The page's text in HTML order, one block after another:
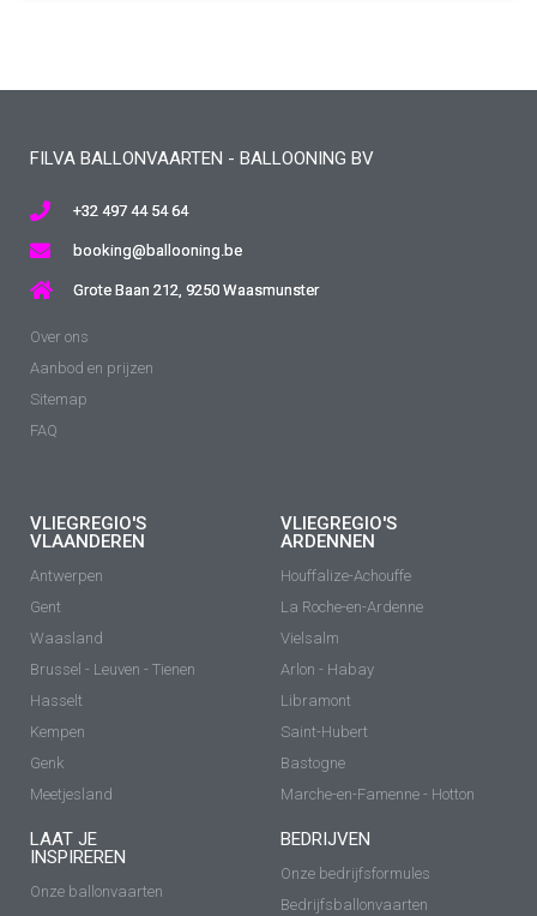
FILVA BALLONVAARTEN - BALLOONING BV
+32 497 44 54 64
booking@ballooning.be
Grote Baan 212, 9250 Waasmunster
Over ons
Aanbod en prijzen
Sitemap
FAQ
VLIEGREGIO'S
VLAANDEREN
Antwerpen
Gent
Waasland
Brussel - Leuven - Tienen
Hasselt
Kempen
Genk
Meetjesland
VLIEGREGIO'S
ARDENNEN
Houffalize-Achouffe
La Roche-en-Ardenne
Vielsalm
Arlon - Habay
Libramont
Saint-Hubert
Bastogne
Marche-en-Famenne - Hotton
LAAT JE
INSPIREREN
Onze ballonvaarten
BEDRIJVEN
Onze bedrijfsformules
Bedrijfsballonvaarten